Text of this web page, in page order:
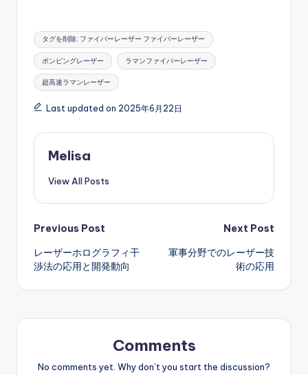
Tags:
タグを削除: ファイバーレーザー ファイバーレーザー
ポンピングレーザー ラマンファイバーレーザー
超高速ラマンレーザー
Last updated on 2025年6月22日
Melisa
View All Posts
Post
navigation
Previous Post
レーザーホログラフィ干
渉法の応用と開発動向
Next Post
軍事分野でのレーザー技
術の応用
Comments
No comments yet. Why don’t you start the discussion?